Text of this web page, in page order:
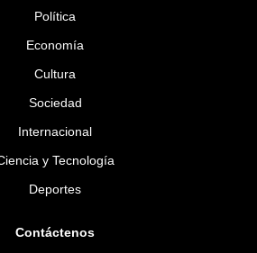
Política
Economía
Cultura
Sociedad
Internacional
y Tecnología
Deportes
Contáctenos